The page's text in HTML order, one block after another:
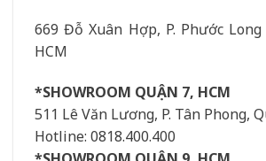
669 Đỗ Xuân Hợp, P. Phước
HCM
*SHOWROOM QUẬN 7, HCM
511 Lê Văn Lương, P. Tân Phong,
Hotline: 0818.400.400